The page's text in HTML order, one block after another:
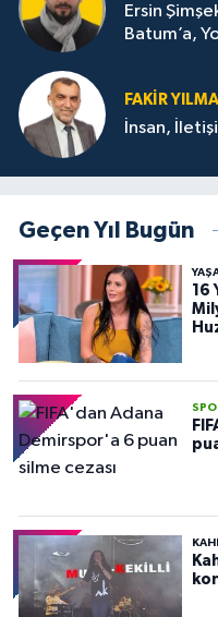
Ersin
Batum’a,
FAKIR
İnsan,
Geçen Yıl Bugün
16